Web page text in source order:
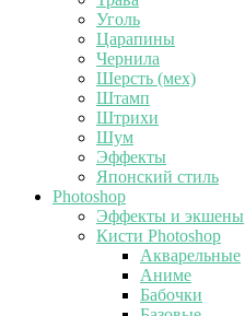
Уголь
Царапины
Чернила
Шерсть (мех)
Штамп
Штрихи
Шум
Эффекты
Японский стиль
Photoshop
Эффекты и экшены
Кисти Photoshop
Акварельные
Аниме
Бабочки